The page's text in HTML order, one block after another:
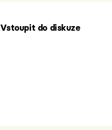
Vstoupit do diskuze